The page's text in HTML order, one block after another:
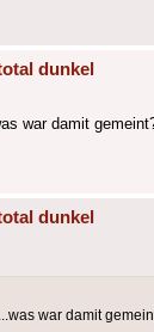
dunkel
war damit
dunkel
war damit